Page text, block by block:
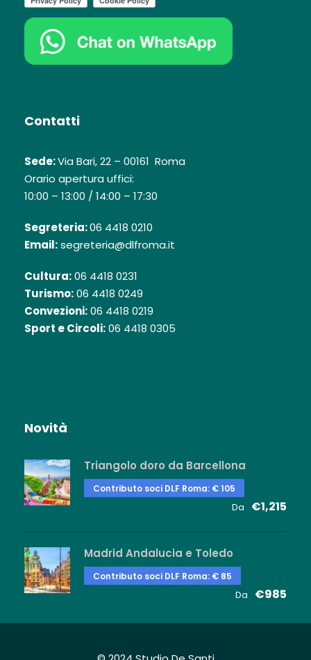
Contatti
Sede:Via Bari, 22 – 00161 Roma
Orario apertura uffici:
10:00 – 13:00 / 14:00 – 17:30
Segreteria:06 4418 0210
Email:segreteria@dlfroma.it
Cultura:06 4418 0231
Turismo:06 4418 0249
Convezioni:06 4418 0219
Sport e Circoli:06 4418 0305
Novità
Triangolo doro da Barcellona
Contributo soci DLF Roma: € 105
Da €1,215
Madrid Andalucia e Toledo
Contributo soci DLF Roma: € 85
Da €985